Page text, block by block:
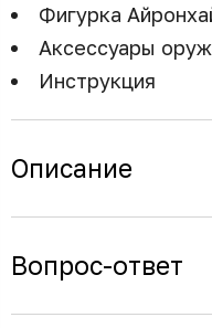
Фигурка
Аксессуары
Инструкция
Описание
Вопрос-ответ